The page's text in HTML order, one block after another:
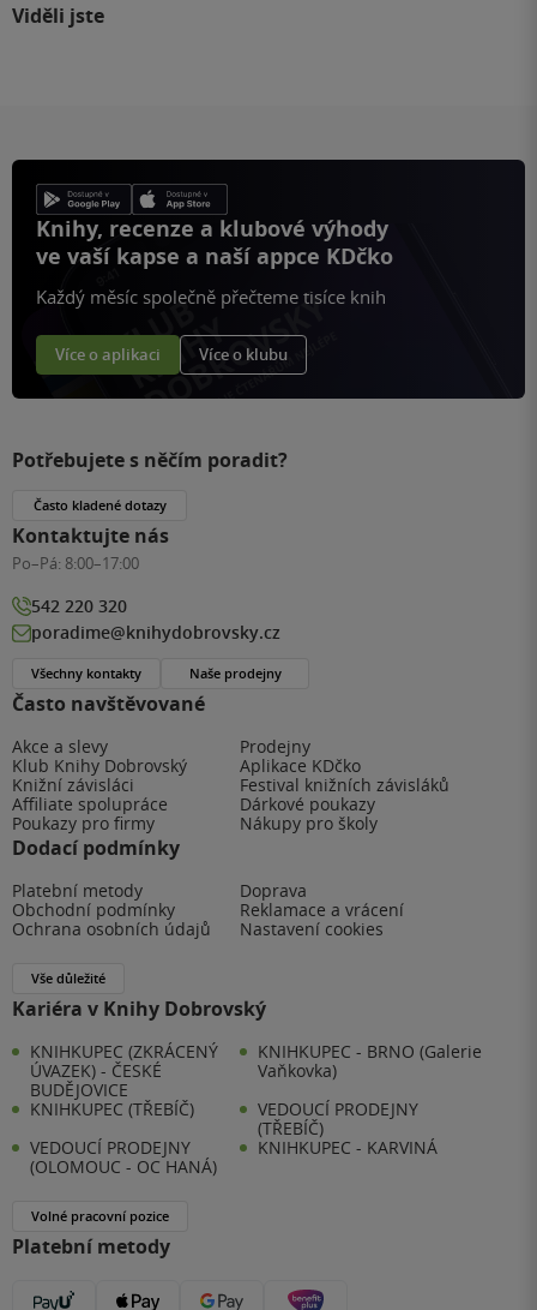
Viděli jste
Knihy, recenze a klubové výhody
ve vaší kapse a naší appce KDčko
Každý měsíc společně přečteme tisíce knih
Více o aplikaci Více o klubu
Často navštěvované
Akce a slevy
Prodejny
Klub Knihy Dobrovský
Aplikace KDčko
Knižní závisláci
Festival knižních závisláků
Affiliate spolupráce
Dárkové poukazy
Poukazy pro firmy
Nákupy pro školy
Dodací podmínky
Platební metody
Doprava
Obchodní podmínky
Reklamace a vrácení
Ochrana osobních údajů
Nastavení cookies
Vše důležité
Kariéra v Knihy Dobrovský
KNIHKUPEC (ZKRÁCENÝ
ÚVAZEK) - ČESKÉ
BUDĚJOVICE
KNIHKUPEC - BRNO (Galerie
Vaňkovka)
KNIHKUPEC (TŘEBÍČ)
VEDOUCÍ PRODEJNY
(TŘEBÍČ)
VEDOUCÍ PRODEJNY
(OLOMOUC - OC HANÁ)
KNIHKUPEC - KARVINÁ
Volné pracovní pozice
Platební metody
Potřebujete s něčím poradit?
Často kladené dotazy
Kontaktujte nás
Po–Pá: 8:00–17:00
542 220 320
poradime@knihydobrovsky.cz
Všechny kontakty Naše prodejny